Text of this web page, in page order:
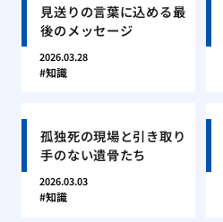
見送りの言葉に込める最
後のメッセージ
2026.03.28
知識
孤独死の現場と引き取り
手のない遺骨たち
2026.03.03
知識